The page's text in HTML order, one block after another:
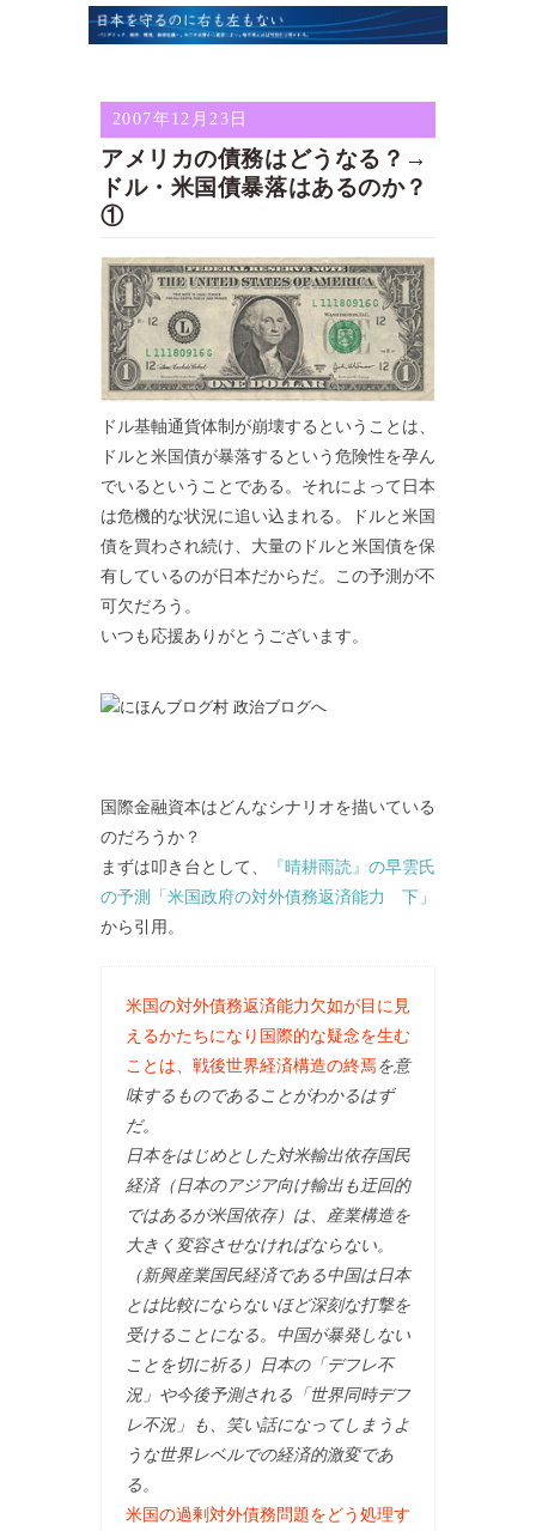
2007年12月23日
アメリカの債務はどうなる？→
ドル・米国債暴落はあるのか？
①
ドル基軸通貨体制が崩壊するということは、
ドルと米国債が暴落するという危険性を孕ん
でいるということである。それによって日本
は危機的な状況に追い込まれる。ドルと米国
債を買わされ続け、大量のドルと米国債を保
有しているのが日本だからだ。この予測が不
可欠だろう。
いつも応援ありがとうございます。
国際金融資本はどんなシナリオを描いている
のだろうか？
まずは叩き台として、
『晴耕雨読』の早雲氏
の予測「米国政府の対外債務返済能力 下」
から引用。
米国の対外債務返済能力欠如が目に見
えるかたちになり国際的な疑念を生む
ことは、戦後世界経済構造の終焉を意
味するものであることがわかるはず
だ。
日本をはじめとした対米輸出依存国民
経済（日本のアジア向け輸出も迂回的
ではあるが米国依存）は、産業構造を
大きく変容させなければならない。
（新興産業国民経済である中国は日本
とは比較にならないほど深刻な打撃を
受けることになる。中国が暴発しない
ことを切に祈る）日本の「デフレ不
況」や今後予測される「世界同時デフ
レ不況」も、笑い話になってしまうよ
うな世界レベルでの経済的激変であ
る。
米国の過剰対外債務問題をどう処理す